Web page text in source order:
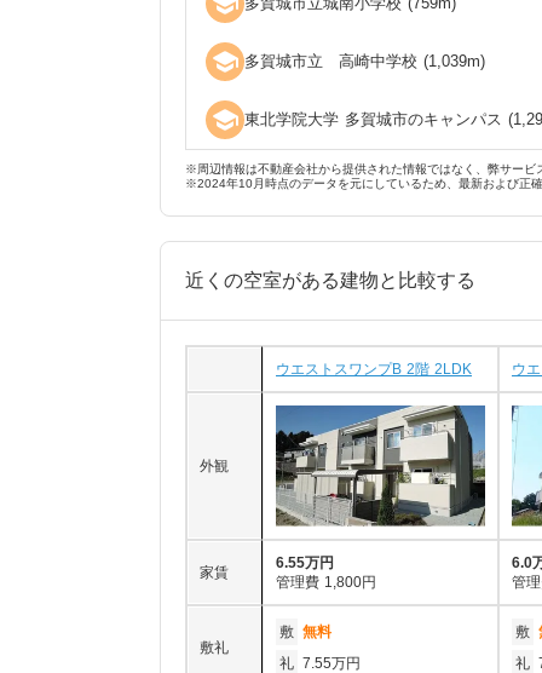
school 多賀城市立 高崎中学校 (1,039m)
school 東北学院大学 多賀城市のキャンパス (
※周辺情報は不動産会社から提供された情報ではなく、弊サービ
※2024年10月時点のデータを元にしているため、最新および正
近くの空室がある建物と比較する
ウエストスワンプB 2階 2LDK ウ
外観
家賃
6.55万円
管理費 1,800円
6.0
管
敷礼
敷 無料
礼 7.55万円
敷
礼